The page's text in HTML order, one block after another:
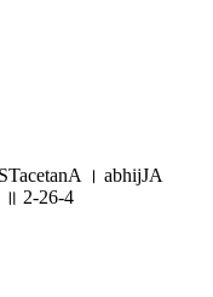
। abhijJA
॥ 2-26-4